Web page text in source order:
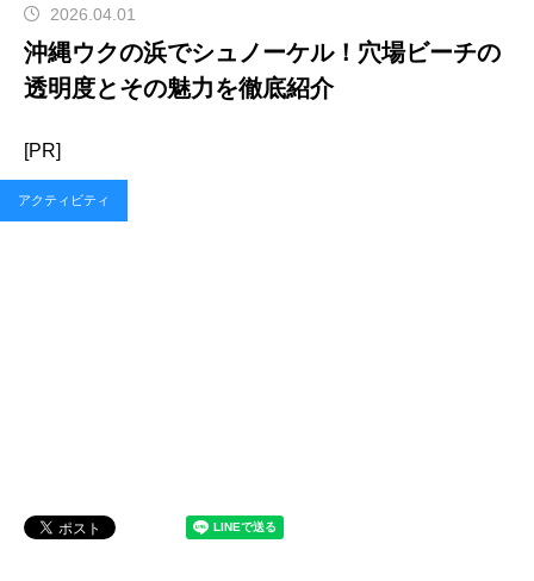
2026.04.01
沖縄ウクの浜でシュノーケル！穴場ビーチの
透明度とその魅力を徹底紹介
[PR]
アクティビティ